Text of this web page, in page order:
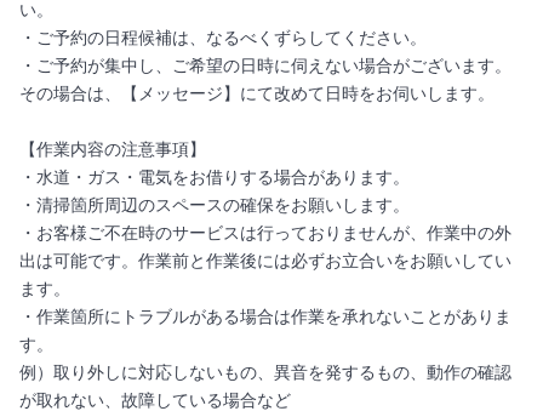
い。
・ご予約の日程候補は、なるべくずらしてください。
・ご予約が集中し、ご希望の日時に伺えない場合がございます。
その場合は、【メッセージ】にて改めて日時をお伺いします。
【作業内容の注意事項】
・水道・ガス・電気をお借りする場合があります。
・清掃箇所周辺のスペースの確保をお願いします。
・お客様ご不在時のサービスは行っておりませんが、作業中の外
出は可能です。作業前と作業後には必ずお立合いをお願いしてい
ます。
・作業箇所にトラブルがある場合は作業を承れないことがありま
す。
例）取り外しに対応しないもの、異音を発するもの、動作の確認
が取れない、故障している場合など